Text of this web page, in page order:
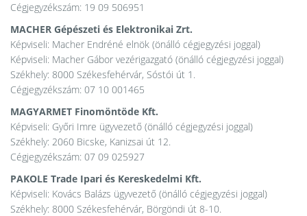
Cégjegyzékszám: 19 09 506951
MACHER Gépészeti és Elektronikai Zrt.
Képviseli: Macher Endréné elnök (önálló cégjegyzési joggal)
Képviseli: Macher Gábor vezérigazgató (önálló cégjegyzési joggal)
Székhely: 8000 Székesfehérvár, Sóstói út 1.
Cégjegyzékszám: 07 10 001465
MAGYARMET Finomöntöde Kft.
Képviseli: Győri Imre ügyvezető (önálló cégjegyzési joggal)
Székhely: 2060 Bicske, Kanizsai út 12.
Cégjegyzékszám: 07 09 025927
PAKOLE Trade Ipari és Kereskedelmi Kft.
Képviseli: Kovács Balázs ügyvezető (önálló cégjegyzési joggal)
Székhely: 8000 Székesfehérvár, Börgöndi út 8-10.